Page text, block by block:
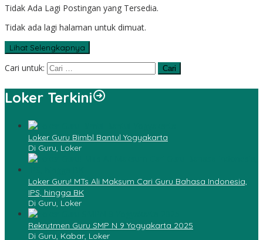
Tidak Ada Lagi Postingan yang Tersedia.
Tidak ada lagi halaman untuk dimuat.
Lihat Selengkapnya
Cari untuk:
Loker Terkini
Loker Guru Bimbl Bantul Yogyakarta
Di Guru, Loker
Loker Guru! MTs Ali Maksum Cari Guru Bahasa Indonesia,
IPS, hingga BK
Di Guru, Loker
Rekrutmen Guru SMP N 9 Yogyakarta 2025
Di Guru, Kabar, Loker